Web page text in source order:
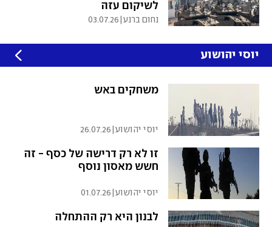
לשיקום עזה
נחום ברנע|
03.07.26
יוסי יהושוע
משחקים באש
יוסי יהושוע|
26.07.26
זו לא רק דרישה של כסף - זה
חשש מאסון נוסף
יוסי יהושוע|
01.07.26
לבנון היא רק ההתחלה